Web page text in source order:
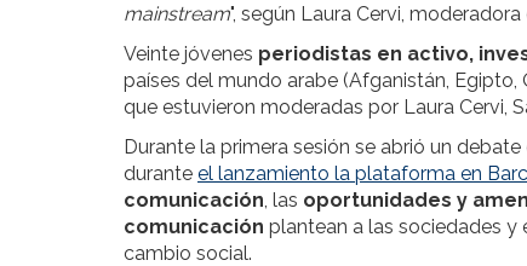
mainstream", según Laura Cervi,
Veinte jóvenes periodistas en activo,
países del mundo arabe (Afganistán, Egipto,
que estuvieron moderadas por Laura Cervi,
Durante la primera sesión se abrió un
durante el lanzamiento la plataforma en
comunicación, las oportunidades y
comunicación plantean a las sociedades y
cambio social.